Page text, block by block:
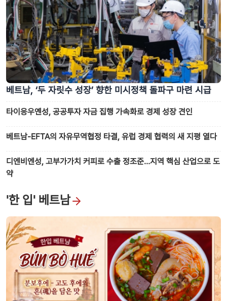
베트남, ‘두 자릿수 성장’ 향한 미시정책 돌파구 마련 시급
타이응우옌성, 공공투자 자금 집행 가속화로 경제 성장 견인
베트남-EFTA의 자유무역협정 타결, 유럽 경제 협력의 새 지평 열다
디엔비엔성, 고부가가치 커피로 수출 정조준…지역 핵심 산업으로 도
약
'한 입' 베트남